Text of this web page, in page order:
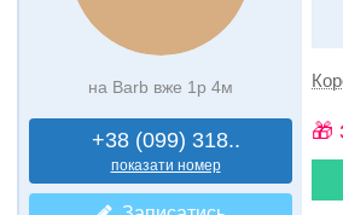
на Barb вже 1р 4м
+38 (099) 318..
показати номер
🎁